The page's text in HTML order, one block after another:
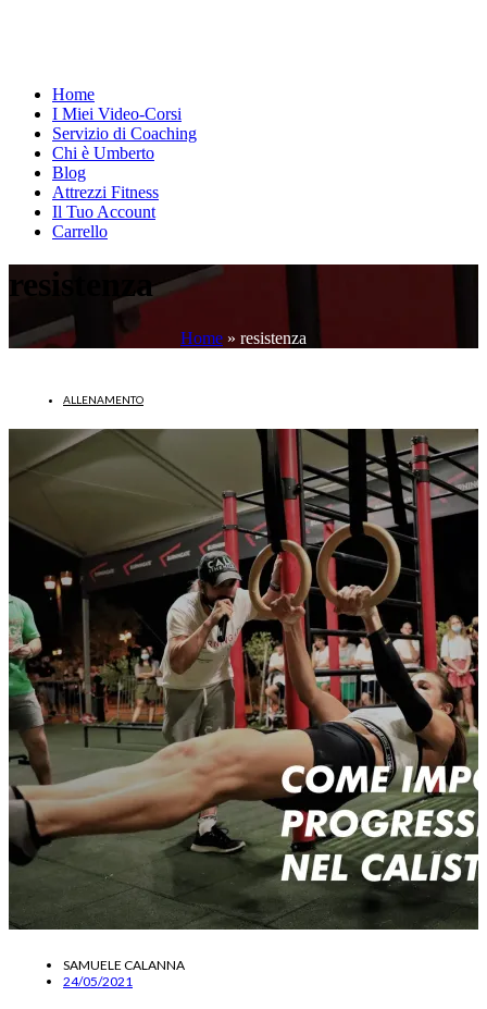
Home
I Miei Video-Corsi
Servizio di Coaching
Chi è Umberto
Blog
Attrezzi Fitness
Il Tuo Account
Carrello
resistenza
Home » resistenza
ALLENAMENTO
SAMUELE CALANNA
24/05/2021